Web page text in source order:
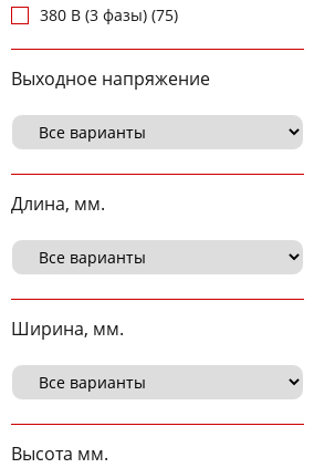
380 В (3 фазы) (75)
Выходное напряжение
Длина, мм.
Ширина, мм.
Высота мм.